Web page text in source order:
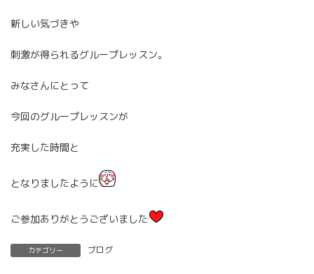
新しい気づきや
刺激が得られるグループレッスン。
みなさんにとって
今回のグループレッスンが
充実した時間と
となりましたように
ご参加ありがとうございました
カテゴリー ブログ